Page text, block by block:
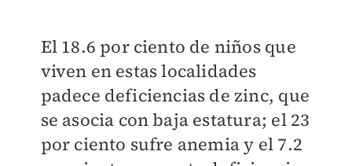
El 18.6 por ciento de niños que
viven en estas localidades
padece deficiencias de zinc, que
se asocia con baja estatura; el 23
por ciento sufre anemia y el 7.2